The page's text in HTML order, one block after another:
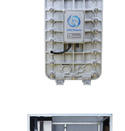
EDI超纯水处理设备